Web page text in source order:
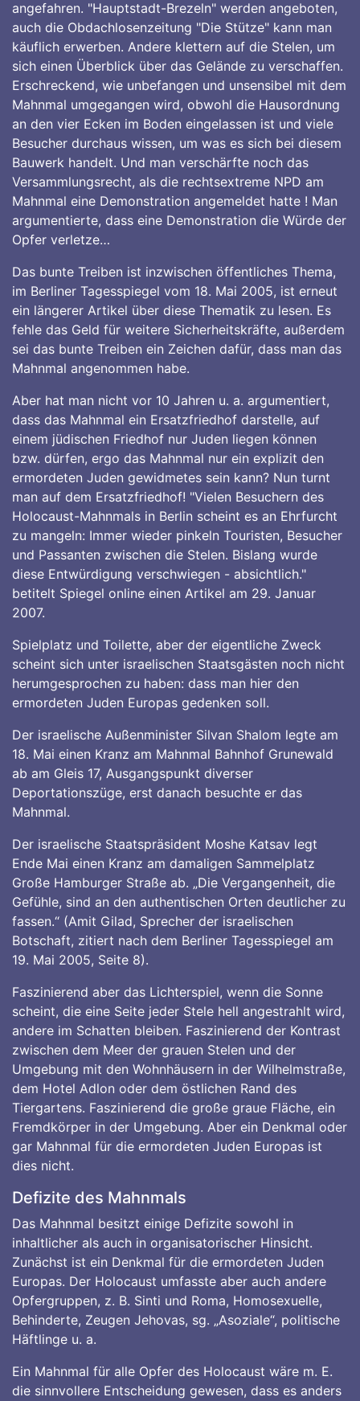
angefahren. "Hauptstadt-Brezeln" werden angeboten,
auch die Obdachlosenzeitung "Die Stütze" kann man
käuflich erwerben. Andere klettern auf die Stelen, um
sich einen Überblick über das Gelände zu verschaffen.
Erschreckend, wie unbefangen und unsensibel mit dem
Mahnmal umgegangen wird, obwohl die Hausordnung
an den vier Ecken im Boden eingelassen ist und viele
Besucher durchaus wissen, um was es sich bei diesem
Bauwerk handelt. Und man verschärfte noch das
Versammlungsrecht, als die rechtsextreme NPD am
Mahnmal eine Demonstration angemeldet hatte ! Man
argumentierte, dass eine Demonstration die Würde der
Opfer verletze…
Das bunte Treiben ist inzwischen öffentliches Thema,
im Berliner Tagesspiegel vom 18. Mai 2005, ist erneut
ein längerer Artikel über diese Thematik zu lesen. Es
fehle das Geld für weitere Sicherheitskräfte, außerdem
sei das bunte Treiben ein Zeichen dafür, dass man das
Mahnmal angenommen habe.
Aber hat man nicht vor 10 Jahren u. a. argumentiert,
dass das Mahnmal ein Ersatzfriedhof darstelle, auf
einem jüdischen Friedhof nur Juden liegen können
bzw. dürfen, ergo das Mahnmal nur ein explizit den
ermordeten Juden gewidmetes sein kann? Nun turnt
man auf dem Ersatzfriedhof! "Vielen Besuchern des
Holocaust-Mahnmals in Berlin scheint es an Ehrfurcht
zu mangeln: Immer wieder pinkeln Touristen, Besucher
und Passanten zwischen die Stelen. Bislang wurde
diese Entwürdigung verschwiegen - absichtlich."
betitelt Spiegel online einen Artikel am 29. Januar
2007.
Spielplatz und Toilette, aber der eigentliche Zweck
scheint sich unter israelischen Staatsgästen noch nicht
herumgesprochen zu haben: dass man hier den
ermordeten Juden Europas gedenken soll.
Der israelische Außenminister Silvan Shalom legte am
18. Mai einen Kranz am Mahnmal Bahnhof Grunewald
ab am Gleis 17, Ausgangspunkt diverser
Deportationszüge, erst danach besuchte er das
Mahnmal.
Der israelische Staatspräsident Moshe Katsav legt
Ende Mai einen Kranz am damaligen Sammelplatz
Große Hamburger Straße ab. „Die Vergangenheit, die
Gefühle, sind an den authentischen Orten deutlicher zu
fassen.“ (Amit Gilad, Sprecher der israelischen
Botschaft, zitiert nach dem Berliner Tagesspiegel am
19. Mai 2005, Seite 8).
Faszinierend aber das Lichterspiel, wenn die Sonne
scheint, die eine Seite jeder Stele hell angestrahlt wird,
andere im Schatten bleiben. Faszinierend der Kontrast
zwischen dem Meer der grauen Stelen und der
Umgebung mit den Wohnhäusern in der Wilhelmstraße,
dem Hotel Adlon oder dem östlichen Rand des
Tiergartens. Faszinierend die große graue Fläche, ein
Fremdkörper in der Umgebung. Aber ein Denkmal oder
gar Mahnmal für die ermordeten Juden Europas ist
dies nicht.
Defizite des Mahnmals
Das Mahnmal besitzt einige Defizite sowohl in
inhaltlicher als auch in organisatorischer Hinsicht.
Zunächst ist ein Denkmal für die ermordeten Juden
Europas. Der Holocaust umfasste aber auch andere
Opfergruppen, z. B. Sinti und Roma, Homosexuelle,
Behinderte, Zeugen Jehovas, sg. „Asoziale“, politische
Häftlinge u. a.
Ein Mahnmal für alle Opfer des Holocaust wäre m. E.
die sinnvollere Entscheidung gewesen, dass es anders